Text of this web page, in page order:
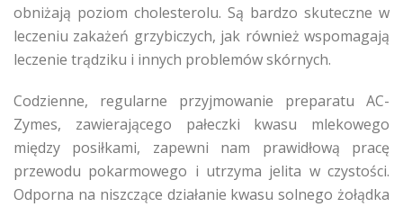
obniżają poziom cholesterolu. Są bardzo skuteczne w
leczeniu zakażeń grzybiczych, jak również wspomagają
leczenie trądziku i innych problemów skórnych.
Codzienne, regularne przyjmowanie preparatu AC-
Zymes, zawierającego pałeczki kwasu mlekowego
między posiłkami, zapewni nam prawidłową pracę
przewodu pokarmowego i utrzyma jelita w czystości.
Odporna na niszczące działanie kwasu solnego żołądka